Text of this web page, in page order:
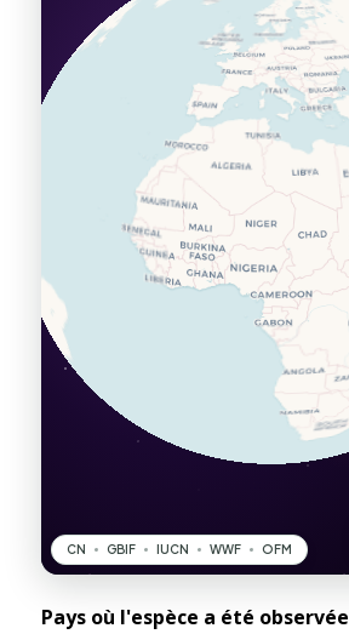
Pays où l'espèce a été observée